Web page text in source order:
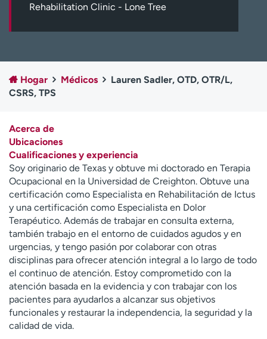
Atención a medios de
comunicación
Asistencia financiera
A
y
ú
d
a
m
e
a
e
n
c
o
n
t
r
Rehabilitation Clinic - Lone Tree
Hogar Médicos
Lauren Sadler, OTD, OTR/L,
CSRS, TPS
Acerca de
Ubicaciones
Cualificaciones y experiencia
Soy originario de Texas y obtuve mi doctorado en Terapia
Ocupacional en la Universidad de Creighton. Obtuve una
certificación como Especialista en Rehabilitación de Ictus
y una certificación como Especialista en Dolor
Terapéutico. Además de trabajar en consulta externa,
también trabajo en el entorno de cuidados agudos y en
urgencias, y tengo pasión por colaborar con otras
disciplinas para ofrecer atención integral a lo largo de todo
el continuo de atención. Estoy comprometido con la
atención basada en la evidencia y con trabajar con los
pacientes para ayudarlos a alcanzar sus objetivos
funcionales y restaurar la independencia, la seguridad y la
calidad de vida.